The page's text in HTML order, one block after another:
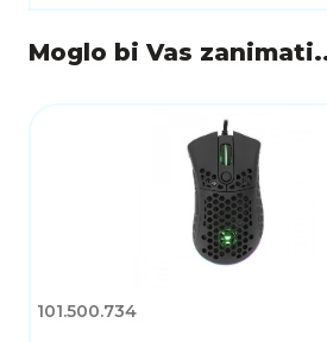
Moglo bi Vas
101.500.734